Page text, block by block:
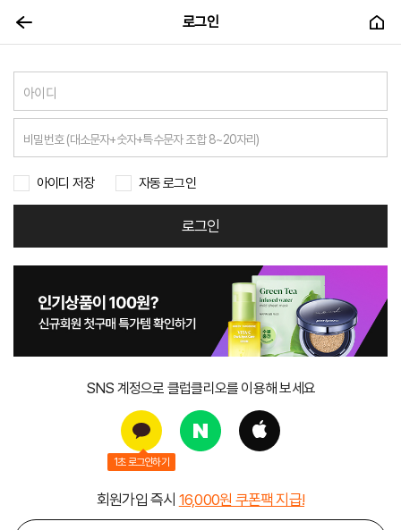
로그인
아이디 저장 자동 로그인
로그인
SNS 계정으로 클럽클리오를 이용해 보세요
1초 로그인하기
회원가입 즉시 16,000원 쿠폰팩 지급!